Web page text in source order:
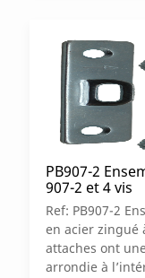
PB907-2
907-2 et 4 vis
Ref: PB907-2
en acier zingué
attaches ont
arrondie à